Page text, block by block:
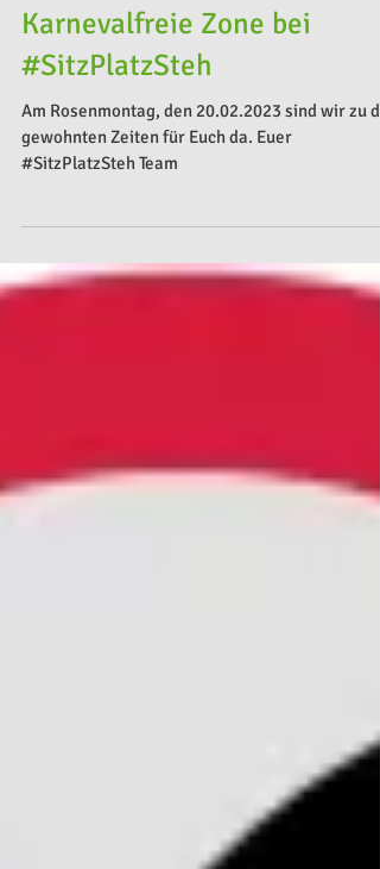
Karnevalfreie Zone bei
#SitzPlatzSteh
Am Rosenmontag, den 20.02.2023 sind wir zu
#SitzPlatzSteh Team